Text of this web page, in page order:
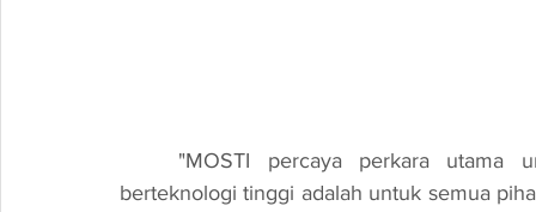
berteknologi tinggi adalah untuk semua